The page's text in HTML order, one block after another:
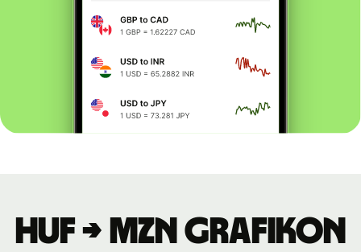
HUF → MZN grafikon